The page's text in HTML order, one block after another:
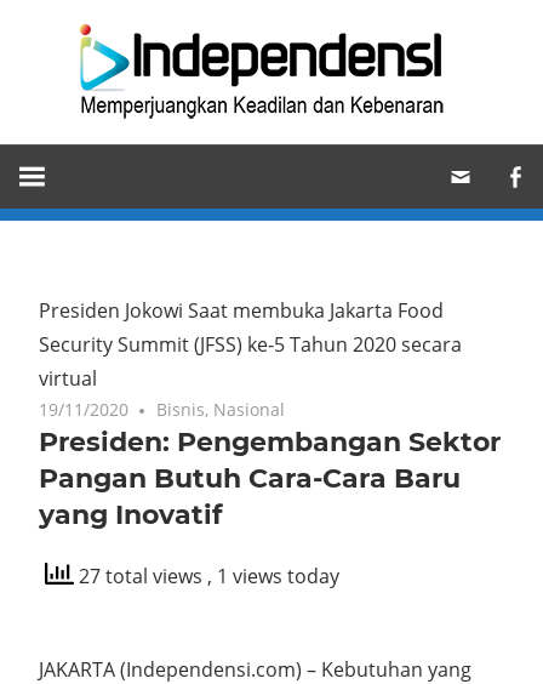
Memperjuangkan
Keadilan
dan
Presiden Jokowi Saat membuka Jakarta Food
Security Summit (JFSS) ke-5 Tahun 2020 secara
virtual
19/11/2020 Bisnis, Nasional
Presiden: Pengembangan Sektor
Pangan Butuh Cara-Cara Baru
yang Inovatif
27 total views , 1 views today
JAKARTA (Independensi.com) – Kebutuhan yang